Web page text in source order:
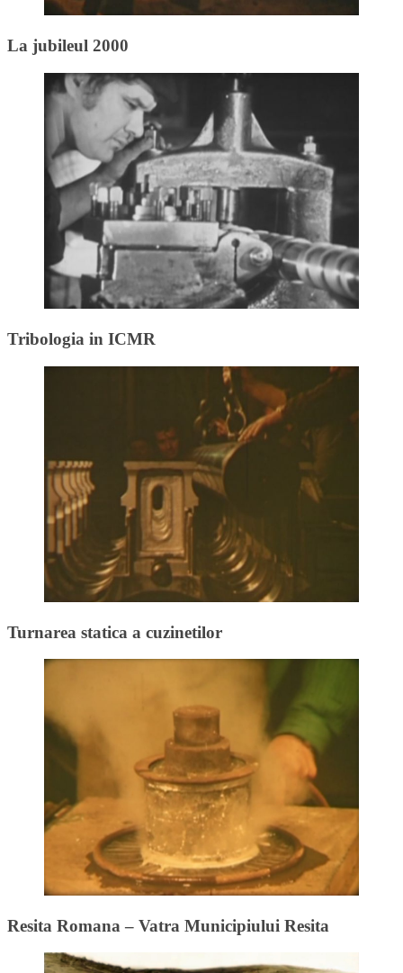
La jubileul 2000
Tribologia in ICMR
Turnarea statica a cuzinetilor
Resita Romana – Vatra Municipiului Resita